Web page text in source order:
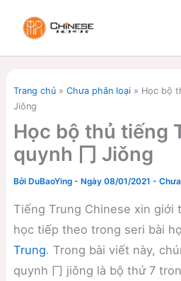
Trang chủ» Chưa phân loại» Học bộ
Jiǒng
Học bộ thủ tiếng
quynh 冂 Jiǒng
Bởi DuBaoYing - Ngày 08/01/2021 -
Tiếng Trung Chinese xin giới
học tiếp theo trong seri bài
Trung. Trong bài viết này,
quynh 冂 jiǒng là bộ thứ 7